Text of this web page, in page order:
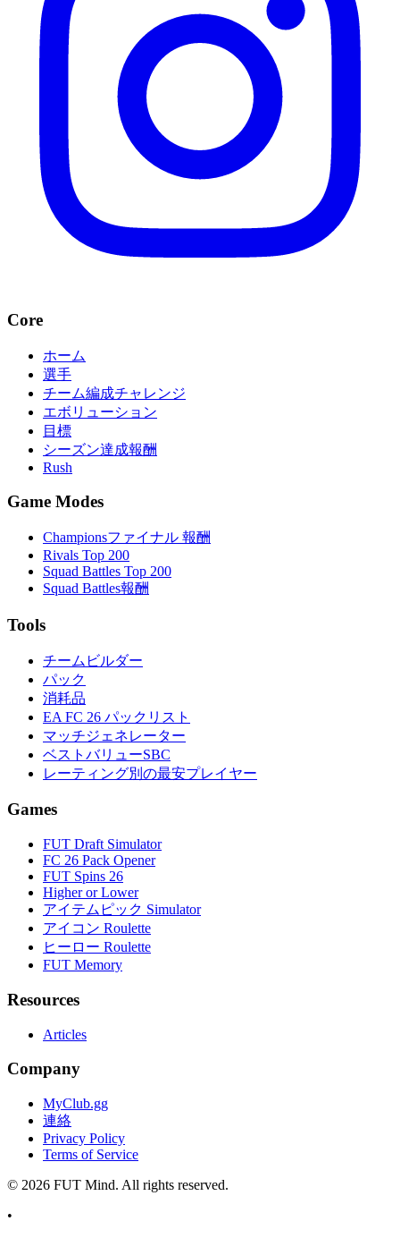
Core
ホーム
選手
チーム編成チャレンジ
エボリューション
目標
シーズン達成報酬
Rush
Game Modes
Championsファイナル 報酬
Rivals Top 200
Squad Battles Top 200
Squad Battles報酬
Tools
チームビルダー
パック
消耗品
EA FC 26 パックリスト
マッチジェネレーター
ベストバリューSBC
レーティング別の最安プレイヤー
Games
FUT Draft Simulator
FC 26 Pack Opener
FUT Spins 26
Higher or Lower
アイテムピック Simulator
アイコン Roulette
ヒーロー Roulette
FUT Memory
Resources
Articles
Company
MyClub.gg
連絡
Privacy Policy
Terms of Service
© 2026 FUT Mind. All rights reserved.
•